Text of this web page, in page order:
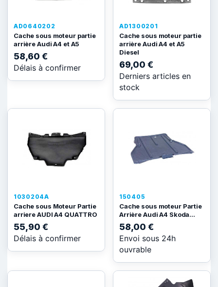
AD0640202
Cache sous moteur partie
arrière Audi A4 et A5
58,60 €
Délais à confirmer
AD1300201
Cache sous moteur partie
arrière Audi A4 et A5
Diesel
69,00 €
Derniers articles en
stock
1030204A
Cache sous Moteur Partie
arriere AUDI A4 QUATTRO
55,90 €
Délais à confirmer
150405
Cache sous moteur Partie
Arrière Audi A4 Skoda...
58,00 €
Envoi sous 24h
ouvrable